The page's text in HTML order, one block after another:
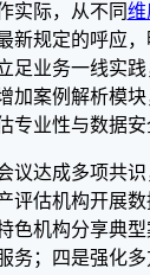
实际，从不同维
新规定的呼应，
足业务一线实
加案例解析模
专业性与数据
议达成多项共
评估机构开展
色机构分享典
务；四是强化